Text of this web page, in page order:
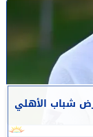
شباب الأهلي